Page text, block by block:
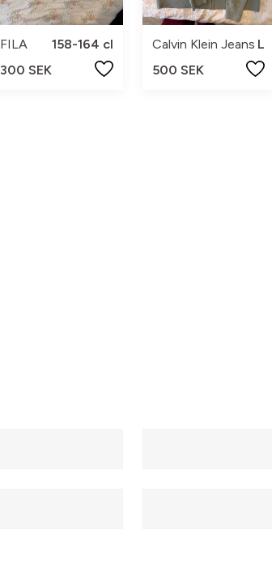
FILA
158-164 cl
300 SEK
Calvin Klein Jeans L
500 SEK